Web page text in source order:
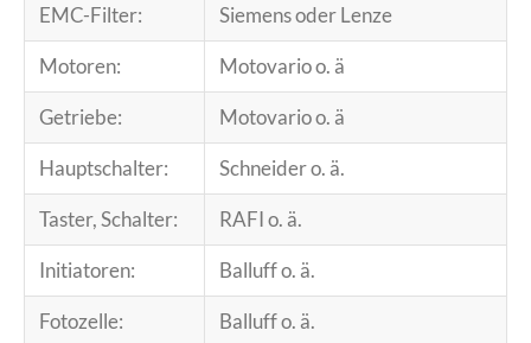
EMC-Filter: Siemens oder Lenze
Motoren: Motovario o. ä
Getriebe: Motovario o. ä
Hauptschalter: Schneider o. ä.
Taster, Schalter: RAFI o. ä.
Initiatoren: Balluff o. ä.
Fotozelle: Balluff o. ä.